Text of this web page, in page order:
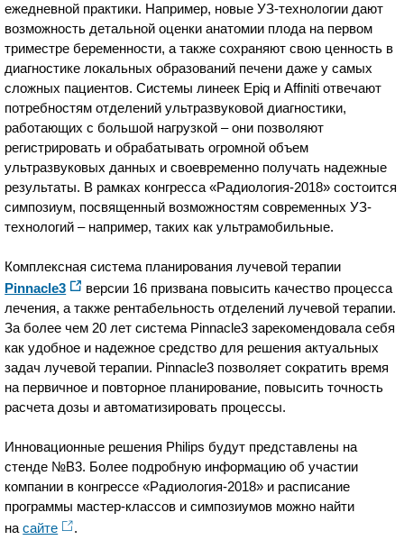
ежедневной практики. Например, новые УЗ-технологии дают
возможность детальной оценки анатомии плода на первом
триместре беременности, а также сохраняют свою ценность в
диагностике локальных образований печени даже у самых
сложных пациентов. Системы линеек Epiq и Affiniti отвечают
потребностям отделений ультразвуковой диагностики,
работающих с большой нагрузкой – они позволяют
регистрировать и обрабатывать огромной объем
ультразвуковых данных и своевременно получать надежные
результаты. В рамках конгресса «Радиология-2018» состоится
симпозиум, посвященный возможностям современных УЗ-
технологий – например, таких как ультрамобильные.
Комплексная система планирования лучевой терапии
Pinnacle3
версии 16 призвана повысить качество процесса
лечения, а также рентабельность отделений лучевой терапии.
За более чем 20 лет система Pinnacle3 зарекомендовала себя
как удобное и надежное средство для решения актуальных
задач лучевой терапии. Pinnacle3 позволяет сократить время
на первичное и повторное планирование, повысить точность
расчета дозы и автоматизировать процессы.
Инновационные решения Philips будут представлены на
стенде №В3. Более подробную информацию об участии
компании в конгрессе «Радиология-2018» и расписание
программы мастер-классов и симпозиумов можно найти
насайте .